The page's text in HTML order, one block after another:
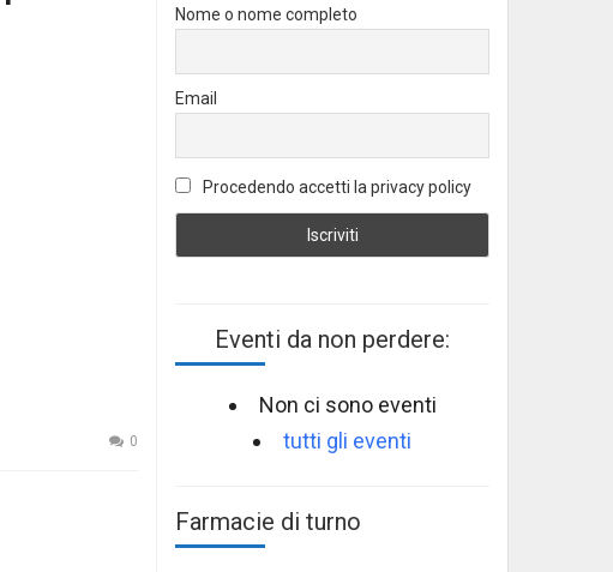
0
Nome o nome completo
Email
Procedendo accetti la privacy policy
Eventi da non perdere:
Non ci sono eventi
tutti gli eventi
Farmacie di turno